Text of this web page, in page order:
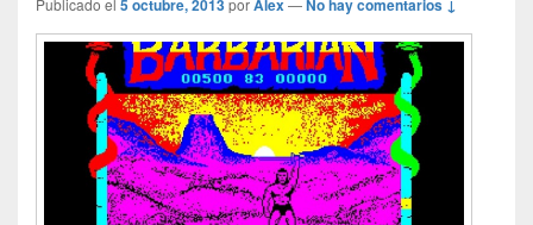
5 octubre, 2013 Alex No hay comentarios ↓